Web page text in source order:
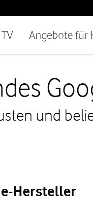
TV Angebote für
und
Hersteller